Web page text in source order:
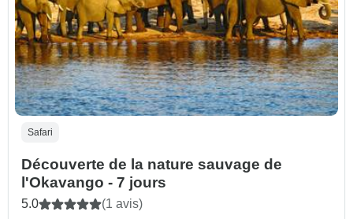
Safari
Découverte de la nature sauvage de
l'Okavango - 7 jours
5.0 (1 avis)